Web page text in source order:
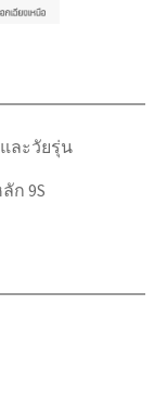
ละวัยรุ่น
ก 9S